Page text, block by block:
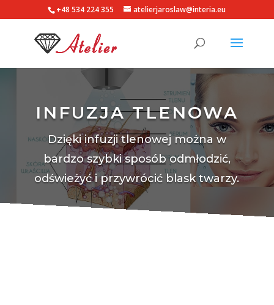
+48 534 224 355 atelierjaroslaw@interia.eu
INFUZJA TLENOWA
Dzięki infuzji tlenowej można w
bardzo szybki sposób odmłodzić,
odświeżyć i przywrócić blask twarzy.